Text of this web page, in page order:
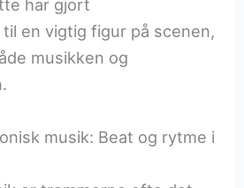
har gjort
en vigtig figur på scenen,
musikken og
musik: Beat og rytme i